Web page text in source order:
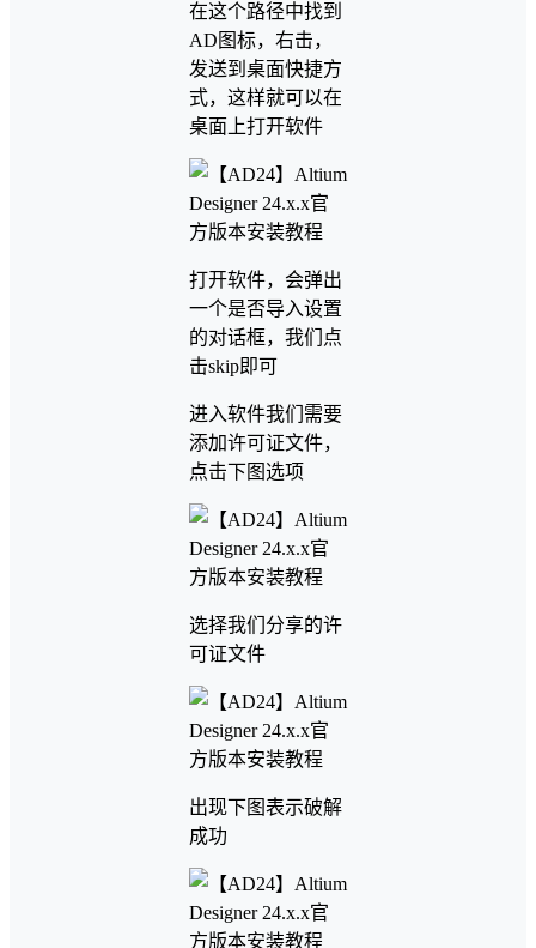
在这个路径中找到
AD图标，右击，
发送到桌面快捷方
式，这样就可以在
桌面上打开软件
打开软件，会弹出
一个是否导入设置
的对话框，我们点
击skip即可
进入软件我们需要
添加许可证文件，
点击下图选项
选择我们分享的许
可证文件
出现下图表示破解
成功